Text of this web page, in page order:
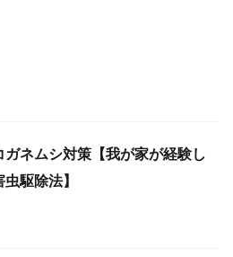
ガネムシ対策【我が家が経験し
駆除法】